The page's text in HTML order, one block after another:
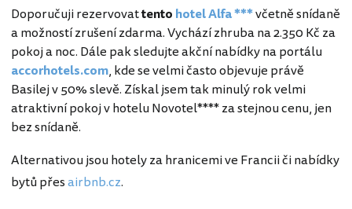
Doporučuji rezervovattento hotel Alfa ***včetně snídaně
a možností zrušení zdarma. Vychází zhruba na 2.350 Kč za
pokoj a noc. Dále pak sledujte akční nabídky na portálu
accorhotels.com, kde se velmi často objevuje právě
Basilej v 50% slevě. Získal jsem tak minulý rok velmi
atraktivní pokoj v hotelu Novotel**** za stejnou cenu, jen
bez snídaně.
Alternativou jsou hotely za hranicemi ve Francii či nabídky
bytů přesairbnb.cz.